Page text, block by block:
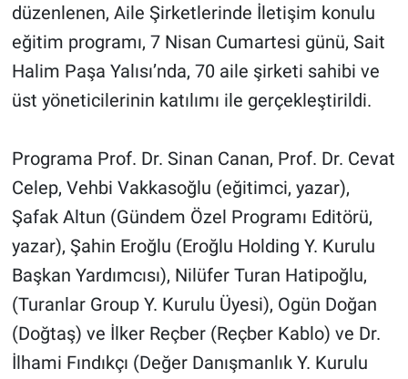
düzenlenen, Aile Şirketlerinde İletişim konulu
eğitim programı, 7 Nisan Cumartesi günü, Sait
Halim Paşa Yalısı’nda, 70 aile şirketi sahibi ve
üst yöneticilerinin katılımı ile gerçekleştirildi.
Programa Prof. Dr. Sinan Canan, Prof. Dr. Cevat
Celep, Vehbi Vakkasoğlu (eğitimci, yazar),
Şafak Altun (Gündem Özel Programı Editörü,
yazar), Şahin Eroğlu (Eroğlu Holding Y. Kurulu
Başkan Yardımcısı), Nilüfer Turan Hatipoğlu,
(Turanlar Group Y. Kurulu Üyesi), Ogün Doğan
(Doğtaş) ve İlker Reçber (Reçber Kablo) ve Dr.
İlhami Fındıkçı (Değer Danışmanlık Y. Kurulu